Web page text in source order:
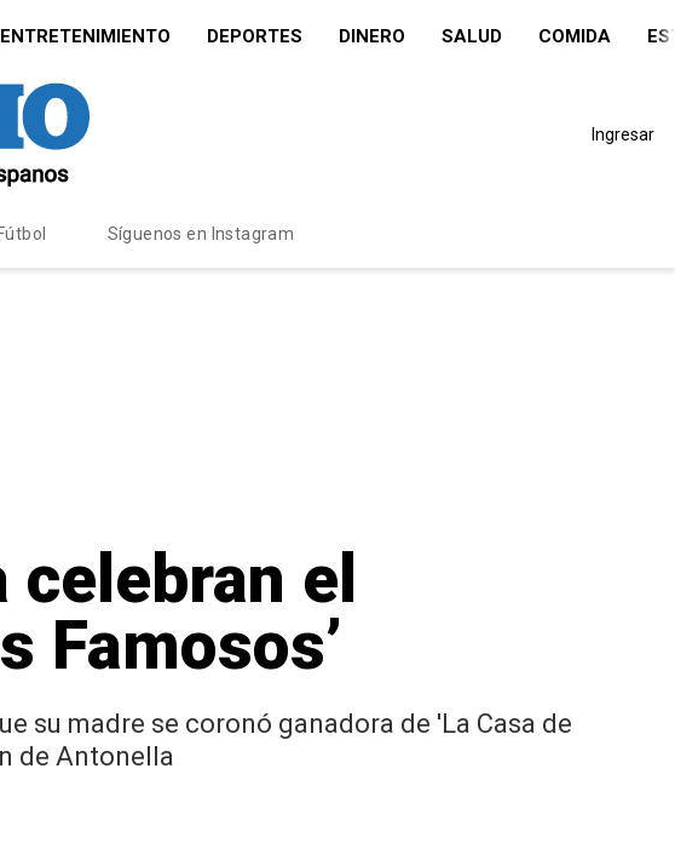
ENTRETENIMIENTO DEPORTES DINERO SALUD COMIDA
Ingresar
Fútbol Síguenos en Instagram
el
Famosos’
su madre se coronó ganadora de 'La Casa de
de Antonella